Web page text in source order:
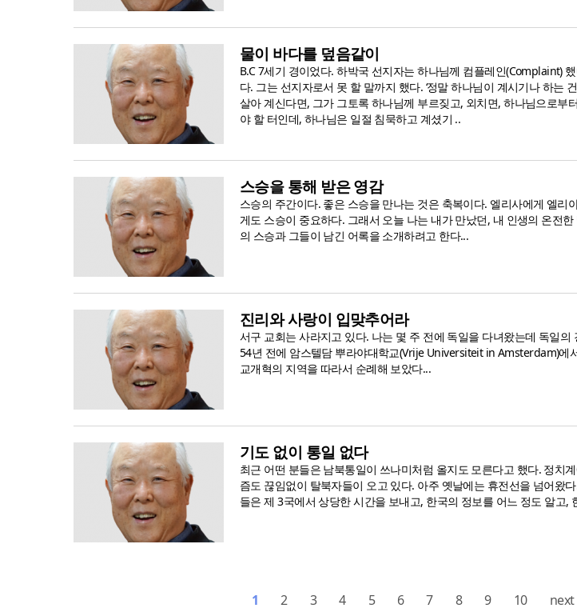
물이 바다를 덮음같이
B.C 7세기 경이었다. 하박국 선지자는 하나님께 컴플레인(Complaint) 했
다. 그는 선지자로서 못 할 말까지 했다. ‘정말 하나님이 계시기나 하는
살아 계신다면, 그가 그토록 하나님께 부르짖고, 외치면, 하나님으로부
야 할 터인데, 하나님은 일절 침묵하고 계셨기 ..
스승을 통해 받은 영감
스승의 주간이다. 좋은 스승을 만나는 것은 축복이다. 엘리사에게 엘리
게도 스승이 중요하다. 그래서 오늘 나는 내가 만났던, 내 인생의 온전
의 스승과 그들이 남긴 어록을 소개하려고 한다...
진리와 사랑이 입맞추어라
서구 교회는 사라지고 있다. 나는 몇 주 전에 독일을 다녀왔는데 독일
54년 전에 암스텔담 뿌라야대학교(Vrije Universiteit in Amsterdam)에
교개혁의 지역을 따라서 순례해 보았다...
기도 없이 통일 없다
최근 어떤 분들은 남북통일이 쓰나미처럼 올지도 모른다고 했다. 정치
즘도 끊임없이 탈북자들이 오고 있다. 아주 옛날에는 휴전선을 넘어왔
들은 제 3국에서 상당한 시간을 보내고, 한국의 정보를 어느 정도 알고,
1 2 3 4 5 6 7 8 9 10 next